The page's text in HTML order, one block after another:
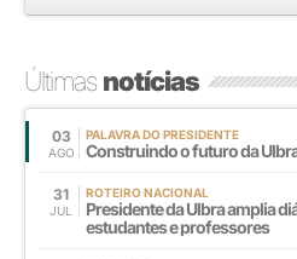
Últimasnotícias
03
AGO
PALAVRA DO PRESIDENTE
Construindo o futuro da
31
JUL
ROTEIRO NACIONAL
Presidente da Ulbra amplia
estudantes e professores